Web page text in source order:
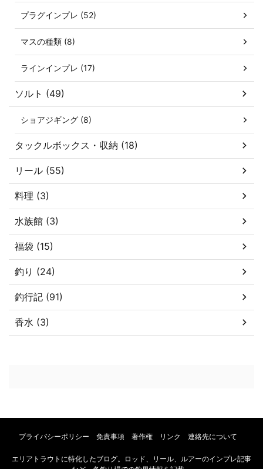
プラグインプレ (52)
マスの種類 (8)
ラインインプレ (17)
ソルト (49)
ショアジギング (8)
タックルボックス・収納 (18)
リール (55)
料理 (3)
水族館 (3)
福袋 (15)
釣り (24)
釣行記 (91)
香水 (3)
プライバシーポリシー 免責事項 著作権 リンク 連絡先について
エリアトラウトに特化したブログ。ロッド、リール、ルアーのインプレ記事